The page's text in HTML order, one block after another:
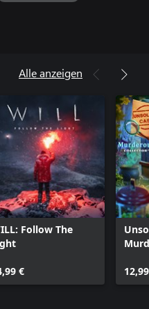
Alle anzeigen
Follow The
€